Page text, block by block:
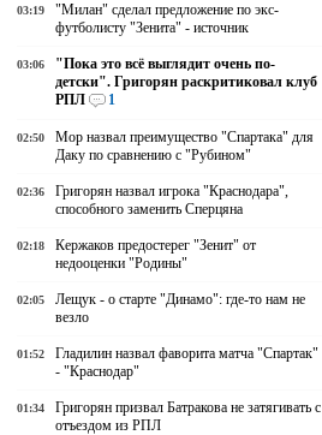
03:19
"Милан" сделал предложение по экс-
футболисту "Зенита" - источник
03:06
"Пока это всё выглядит очень по-
детски". Григорян раскритиковал клуб
РПЛ
1
02:50
Мор назвал преимущество "Спартака" для
Даку по сравнению с "Рубином"
02:36
Григорян назвал игрока "Краснодара",
способного заменить Сперцяна
02:18
Кержаков предостерег "Зенит" от
недооценки "Родины"
02:05
Лещук - о старте "Динамо": где-то нам не
везло
01:52
Гладилин назвал фаворита матча "Спартак"
- "Краснодар"
01:34
Григорян призвал Батракова не затягивать с
отъездом из РПЛ